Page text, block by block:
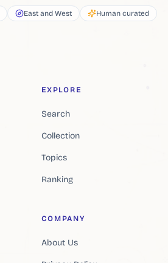
East and West Human curated
EXPLORE
Search
Collection
Topics
Ranking
COMPANY
About Us